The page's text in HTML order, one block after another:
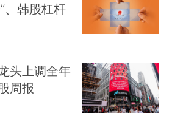
、韩股杠杆
头上调全年
周报